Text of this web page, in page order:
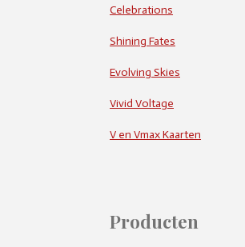
Celebrations
Shining Fates
Evolving Skies
Vivid Voltage
V en Vmax Kaarten
Producten